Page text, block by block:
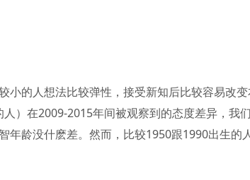
小的人想法比较弹性，接受新知后比较容易改变
）在2009-2015年间被观察到的态度差异，我
年龄没什麽差。然而，比较1950跟1990出生的